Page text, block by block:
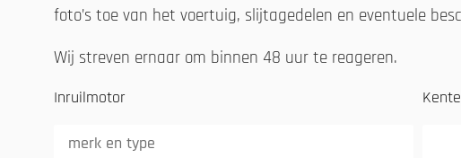
foto’s toe van het voertuig, slijtagedelen en eventuele
Wij streven ernaar om binnen 48 uur te reageren.
Inruilmotor